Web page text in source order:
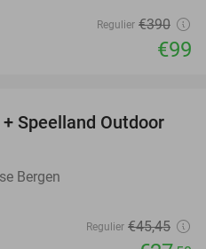
Regulier €390
€99
39%
Speelland Outdoor
Bergen
Regulier €45,45